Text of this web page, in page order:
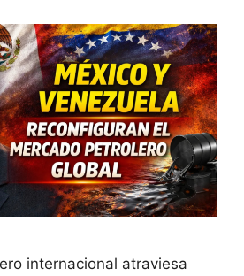
internacional atraviesa